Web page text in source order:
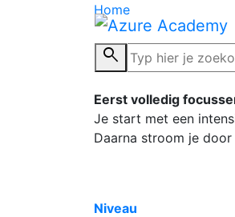
search
Home
Voltijd →
Eerst volledig
Je start met een
Daarna stroom je
Niveau